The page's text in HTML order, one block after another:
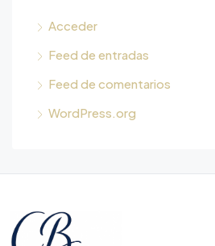
Acceder
Feed de entradas
Feed de comentarios
WordPress.org